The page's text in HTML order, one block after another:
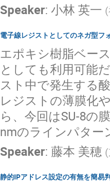
Speaker:小林 英一 (
電子線レジストとしてのネガ型フ
エポキシ樹脂ベー
としても利用可能
スト中で発生する
レジストの薄膜化
ら、今回はSU-8の
nmのラインパター
Speaker:藤本 美穂 (
静的IPアドレス設定の有無を簡易